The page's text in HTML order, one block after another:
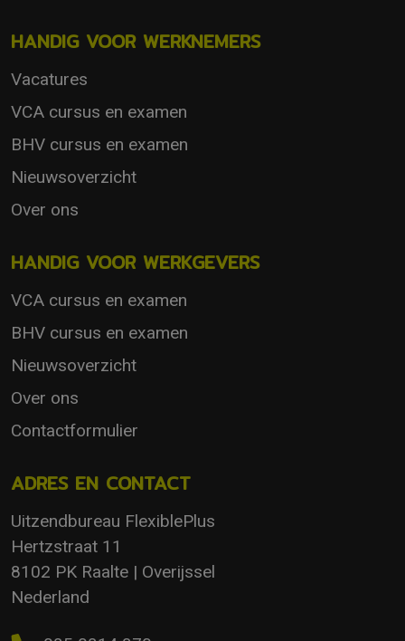
HANDIG VOOR WERKNEMERS
Vacatures
VCA cursus en examen
BHV cursus en examen
Nieuwsoverzicht
Over ons
HANDIG VOOR WERKGEVERS
VCA cursus en examen
BHV cursus en examen
Nieuwsoverzicht
Over ons
Contactformulier
ADRES EN CONTACT
Uitzendbureau FlexiblePlus
Hertzstraat 11
8102 PK Raalte | Overijssel
Nederland